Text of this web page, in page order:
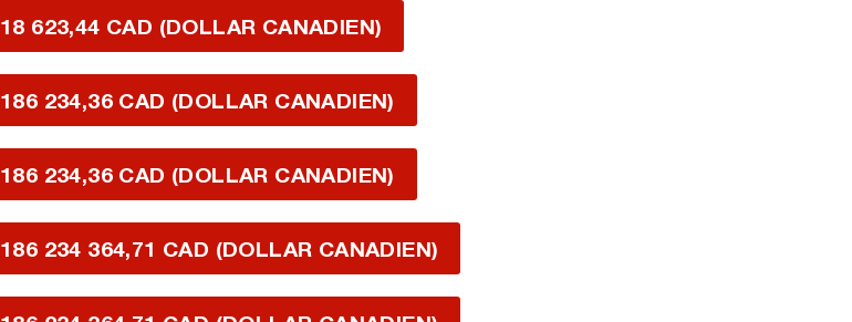
18 623,44 CAD (DOLLAR CANADIEN)
186 234,36 CAD (DOLLAR CANADIEN)
186 234,36 CAD (DOLLAR CANADIEN)
186 234 364,71 CAD (DOLLAR CANADIEN)